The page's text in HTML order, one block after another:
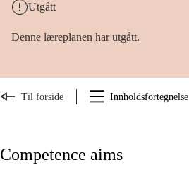
Utgått
Denne læreplanen har utgått.
Til forside Innholdsfortegnelse
Competence aims